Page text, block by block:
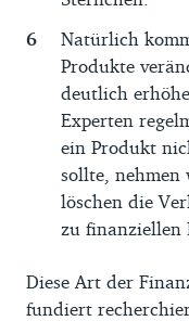
Natürlich
Produkte
deutlich
Experten
ein Produkt
sollte,
löschen die
zu finanziellen
Diese Art der
fundiert